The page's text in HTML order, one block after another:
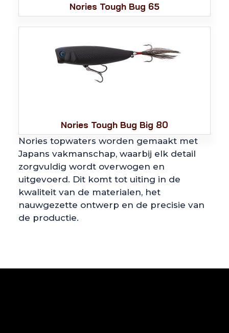
Nories Tough Bug 65
Nories Tough Bug Big 80
Nories topwaters worden gemaakt met
Japans vakmanschap, waarbij elk detail
zorgvuldig wordt overwogen en
uitgevoerd. Dit komt tot uiting in de
kwaliteit van de materialen, het
nauwgezette ontwerp en de precisie van
de productie.